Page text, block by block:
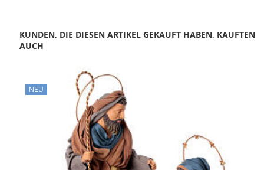
KUNDEN, DIE DIESEN ARTIKEL GEKAUFT HABEN, KAUFTEN
AUCH
NEU